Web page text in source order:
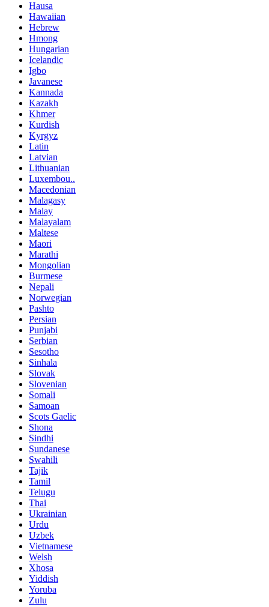
Hausa
Hawaiian
Hebrew
Hmong
Hungarian
Icelandic
Igbo
Javanese
Kannada
Kazakh
Khmer
Kurdish
Kyrgyz
Latin
Latvian
Lithuanian
Luxembou..
Macedonian
Malagasy
Malay
Malayalam
Maltese
Maori
Marathi
Mongolian
Burmese
Nepali
Norwegian
Pashto
Persian
Punjabi
Serbian
Sesotho
Sinhala
Slovak
Slovenian
Somali
Samoan
Scots Gaelic
Shona
Sindhi
Sundanese
Swahili
Tajik
Tamil
Telugu
Thai
Ukrainian
Urdu
Uzbek
Vietnamese
Welsh
Xhosa
Yiddish
Yoruba
Zulu